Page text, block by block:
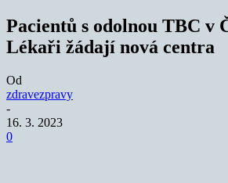
Pacientů s odolnou TBC v
Lékaři žádají nová centra
Od
zdravezpravy
-
16. 3. 2023
0